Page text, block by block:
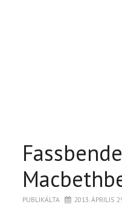
PUBLIKÁLTA 2013. ÁPRILIS